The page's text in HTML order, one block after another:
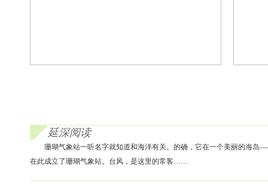
延深阅读
珊瑚气象站一听名字就知道和海洋有关。的确，它在一个美丽的海岛
在此成立了珊瑚气象站。台风，是这里的常客……